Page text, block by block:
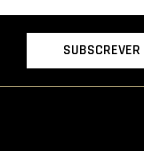
SUBSCREVER